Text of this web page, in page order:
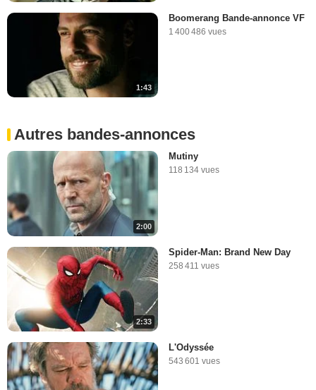
1:43
Boomerang Bande-annonce VF
1 400 486 vues
Autres bandes-annonces
2:00
Mutiny
118 134 vues
2:33
Spider-Man: Brand New Day
258 411 vues
L'Odyssée
543 601 vues